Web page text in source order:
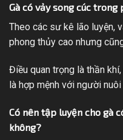
Gà có vảy song cúc
Theo các sư kê lão luyện,
phong thủy cao nhưng
Điều quan trọng là thần
là hợp mệnh với người
Có nên tập luyện cho gà
không?